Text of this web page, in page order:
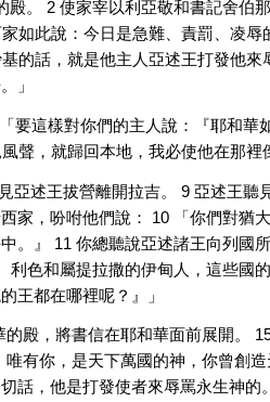
。 2 使家宰以利亞敬和書記舍伯
如此說：今日是急難、責罰、凌
的話，就是他主人亞述王打發他來
」
要這樣對你們的主人說：『耶和華
聲，就歸回本地，我必使他在那裡
亞述王拔營離開拉吉。 9 亞述王聽
家，吩咐他們說： 10 「你們對猶
。』 11 你總聽說亞述諸王向列國
色和屬提拉撒的伊甸人，這些國
王都在哪裡呢？』」
殿，將書信在耶和華面前展開。
有你，是天下萬國的神，你曾創
話，他是打發使者來辱罵永生神的